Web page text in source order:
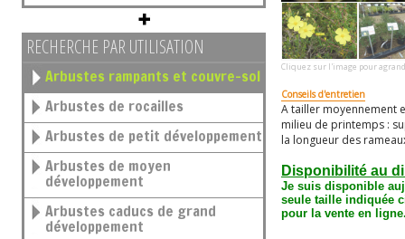
RECHERCHE PAR UTILISATION
Arbustes rampants et couvre-sol
Arbustes de rocailles
Arbustes de petit développement
Arbustes de moyen
développement
Arbustes caducs de grand
développement
Cliquez sur l'image pour
Conseils d'entretien
A tailler moyennement
milieu de printemps :
la longueur des
Disponibilité au
Je suis disponible
seule taille indiquée
pour la vente en